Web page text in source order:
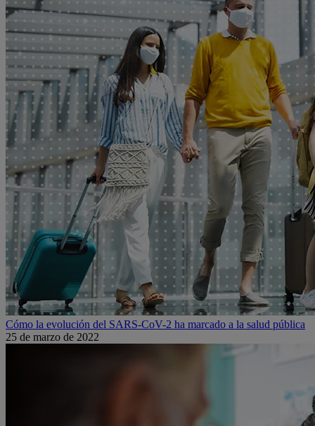
Cómo la evolución del SARS-CoV-2 ha marcado a la salud pública
25 de marzo de 2022